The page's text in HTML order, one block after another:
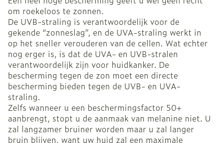
om roekeloos te zonnen.
De UVB-straling is verantwoordelijk voor de
gekende “zonneslag”, en de UVA-straling werkt in
op het sneller verouderen van de cellen. Wat echter
nog erger is, is dat de UVA- en UVB-stralen
verantwoordelijk zijn voor huidkanker. De
bescherming tegen de zon moet een directe
bescherming bieden tegen de UVB- en UVA-
straling.
Zelfs wanneer u een beschermingsfactor 50+
aanbrengt, stopt u de aanmaak van melanine niet. U
zal langzamer bruiner worden maar u zal langer
bruin blijven, want uw huid zal een maximale